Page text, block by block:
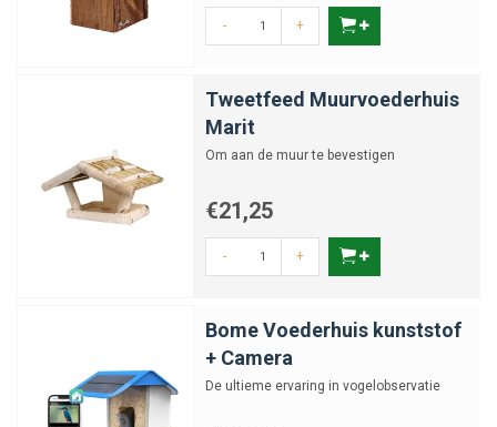
- +
Tweetfeed Muurvoederhuis
Marit
Om aan de muur te bevestigen
€21,25
- +
Bome Voederhuis kunststof
+ Camera
De ultieme ervaring in vogelobservatie